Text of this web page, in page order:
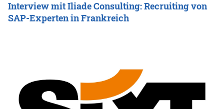
Interview mit Iliade Consulting: Recruiting von
SAP-Experten in Frankreich